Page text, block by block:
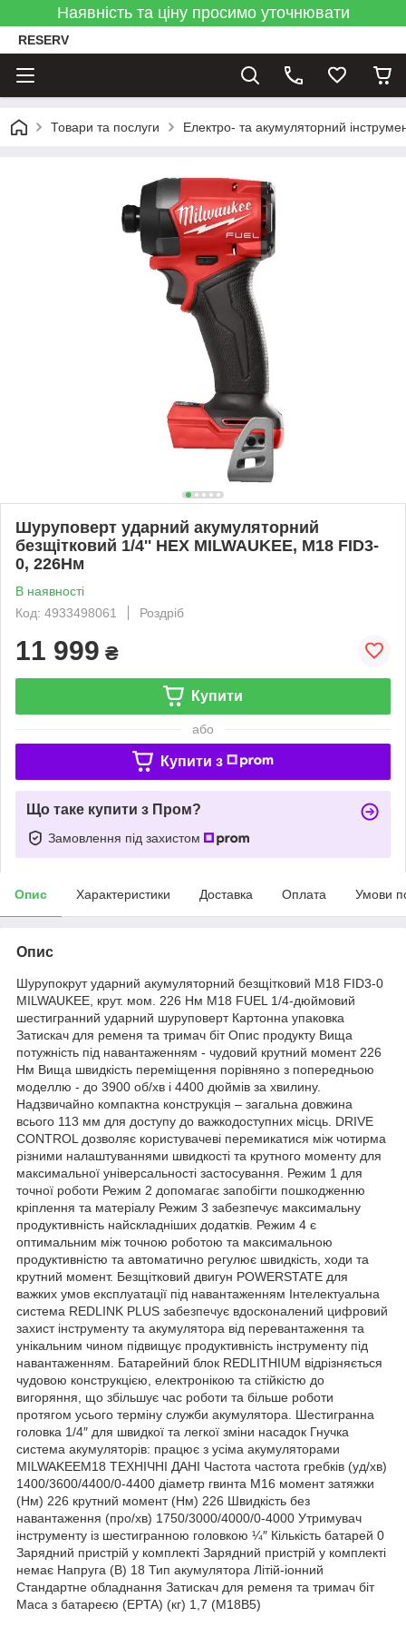
Наявність та ціну просимо уточнювати
RESERV
Товари та послуги Електро- та акумуляторний
Шуруповерт ударний акумуляторний
безщітковий 1/4'' HEX MILWAUKEE, M18 FID3-
0, 226Нм
В наявності
Код: 4933498061
Роздріб
11 999 ₴
Купити
або
Купити з
Що таке купити з Пром?
Замовлення під захистом
Опис Характеристики Доставка Оплата Умови
Опис
Шурупокрут ударний акумуляторний безщітковий M18 FID3-0
MILWAUKEE, крут. мом. 226 Нм M18 FUEL 1/4-дюймовий
шестигранний ударний шуруповерт Картонна упаковка
Затискач для ременя та тримач біт Опис продукту Вища
потужність під навантаженням - чудовий крутний момент 226
Нм Вища швидкість переміщення порівняно з попередньою
моделлю - до 3900 об/хв і 4400 дюймів за хвилину.
Надзвичайно компактна конструкція – загальна довжина
всього 113 мм для доступу до важкодоступних місць. DRIVE
CONTROL дозволяє користувачеві перемикатися між чотирма
різними налаштуваннями швидкості та крутного моменту для
максимальної універсальності застосування. Режим 1 для
точної роботи Режим 2 допомагає запобігти пошкодженню
кріплення та матеріалу Режим 3 забезпечує максимальну
продуктивність найскладніших додатків. Режим 4 є
оптимальним між точною роботою та максимальною
продуктивністю та автоматично регулює швидкість, ходи та
крутний момент. Безщітковий двигун POWERSTATE для
важких умов експлуатації під навантаженням Інтелектуальна
система REDLINK PLUS забезпечує вдосконалений цифровий
захист інструменту та акумулятора від перевантаження та
унікальним чином підвищує продуктивність інструменту під
навантаженням. Батарейний блок REDLITHIUM відрізняється
чудовою конструкцією, електронікою та стійкістю до
вигоряння, що збільшує час роботи та більше роботи
протягом усього терміну служби акумулятора. Шестигранна
головка 1/4″ для швидкої та легкої зміни насадок Гнучка
система акумуляторів: працює з усіма акумуляторами
MILWAKEEM18 ТЕХНІЧНІ ДАНІ Частота частота гребків (уд/хв)
1400/3600/4400/0-4400 діаметр гвинта М16 момент затяжки
(Нм) 226 крутний момент (Нм) 226 Швидкість без
навантаження (про/хв) 1750/3000/4000/0-4000 Утримувач
інструменту із шестигранною головкою ¼″ Кількість батарей 0
Зарядний пристрій у комплекті Зарядний пристрій у комплекті
немає Напруга (В) 18 Тип акумулятора Літій-іонний
Стандартне обладнання Затискач для ременя та тримач біт
Маса з батареєю (EPTA) (кг) 1,7 (M18B5)